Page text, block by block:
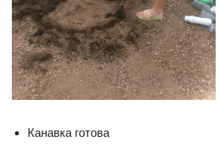
Канавка готова